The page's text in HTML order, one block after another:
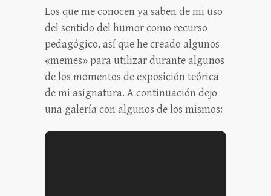
Los que me conocen ya saben de mi uso
del sentido del humor como recurso
pedagógico, así que he creado algunos
«memes» para utilizar durante algunos
de los momentos de exposición teórica
de mi asignatura. A continuación dejo
una galería con algunos de los mismos: